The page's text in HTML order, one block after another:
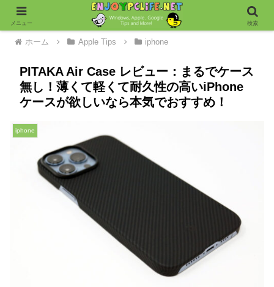
ホーム Apple Tips iphone
PITAKA Air Case レビュー：まるでケース
無し！薄くて軽くて耐久性の高いiPhone
ケースが欲しいなら本気でおすすめ！
iphone
メニュー 検索